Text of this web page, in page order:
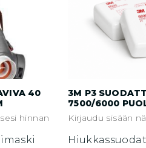
40
hinnan
3M P3
7500/6000
Kirjaudu sisään